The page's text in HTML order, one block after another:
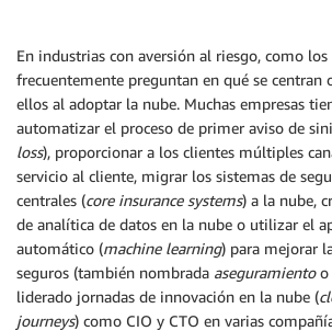
En industrias con aversión al riesgo, como
frecuentemente preguntan en qué se centran
ellos al adoptar la nube. Muchas empresas
automatizar el proceso de primer aviso de
loss), proporcionar a los clientes múltiples
servicio al cliente, migrar los sistemas de
centrales (core insurance systems) a la nube,
de analítica de datos en la nube o utilizar el
automático (machine learning) para mejorar
seguros (también nombrada aseguramientoo
liderado jornadas de innovación en la nube (
journeys) como CIO y CTO en varias